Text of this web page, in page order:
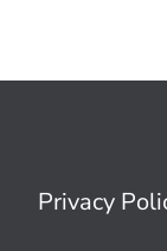
Privacy